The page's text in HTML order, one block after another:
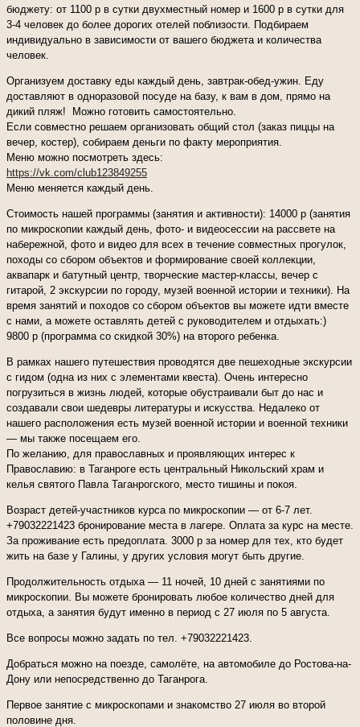
бюджету: от 1100 р в сутки двухместный номер и 1600 р в сутки для
3-4 человек до более дорогих отелей поблизости. Подбираем
индивидуально в зависимости от вашего бюджета и количества
человек.
Организуем доставку еды каждый день, завтрак-обед-ужин. Еду
доставляют в одноразовой посуде на базу, к вам в дом, прямо на
дикий пляж! Можно готовить самостоятельно.
Если совместно решаем организовать общий стол (заказ пиццы на
вечер, костер), собираем деньги по факту мероприятия.
Меню можно посмотреть здесь:
https://vk.com/club123849255
Меню меняется каждый день.
Стоимость нашей программы (занятия и активности): 14000 р (занятия
по микроскопии каждый день, фото- и видеосессии на рассвете на
набережной, фото и видео для всех в течение совместных прогулок,
походы со сбором объектов и формирование своей коллекции,
аквапарк и батутный центр, творческие мастер-классы, вечер с
гитарой, 2 экскурсии по городу, музей военной истории и техники). На
время занятий и походов со сбором объектов вы можете идти вместе
с нами, а можете оставлять детей с руководителем и отдыхать:)
9800 р (программа со скидкой 30%) на второго ребенка.
В рамках нашего путешествия проводятся две пешеходные экскурсии
с гидом (одна из них с элементами квеста). Очень интересно
погрузиться в жизнь людей, которые обустраивали быт до нас и
создавали свои шедевры литературы и искусства. Недалеко от
нашего расположения есть музей военной истории и военной техники
— мы также посещаем его.
По желанию, для православных и проявляющих интерес к
Православию: в Таганроге есть центральный Никольский храм и
келья святого Павла Таганрогского, место тишины и покоя.
Возраст детей-участников курса по микроскопии — от 6-7 лет.
+79032221423 бронирование места в лагере. Оплата за курс на месте.
За проживание есть предоплата. 3000 р за номер для тех, кто будет
жить на базе у Галины, у других условия могут быть другие.
Продолжительность отдыха — 11 ночей, 10 дней с занятиями по
микроскопии. Вы можете бронировать любое количество дней для
отдыха, а занятия будут именно в период с 27 июля по 5 августа.
Все вопросы можно задать по тел. +79032221423.
Добраться можно на поезде, самолёте, на автомобиле до Ростова-на-
Дону или непосредственно до Таганрога.
Первое занятие с микроскопами и знакомство 27 июля во второй
половине дня.